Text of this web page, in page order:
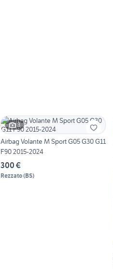
3
Airbag Volante M Sport G05 G30 G11
F90 2015-2024
300 €
Rezzato(BS)